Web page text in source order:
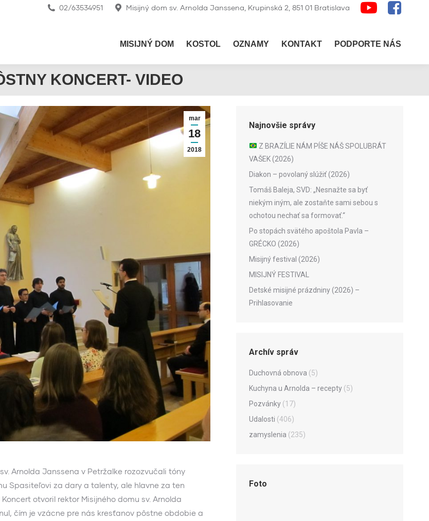
02/63534951 Misijný dom sv. Arnolda Janssena, Krupinská 2, 851 01 Bratislava
MISIJNÝ DOM KOSTOL OZNAMY KONTAKT PODPORTE NÁS
KONCERT- VIDEO
mar
18
2018
Arnolda Janssena v Petržalke rozozvučali tóny
Spasiteľovi za dary a talenty, ale hlavne za ten
otvoril rektor Misijného domu sv. Arnolda
čím je vzácne pre nás kresťanov pôstne obdobie a
Najnovšie správy
Z BRAZÍLIE NÁM PÍŠE NÁŠ SPOLUBRÁT
VAŠEK (2026)
Diakon – povolaný slúžiť (2026)
Tomáš Baleja, SVD: „Nesnažte sa byť
niekým iným, ale zostaňte sami sebou s
ochotou nechať sa formovať.“
Po stopách svätého apoštola Pavla –
GRÉCKO (2026)
Misijný festival (2026)
MISIJNÝ FESTIVAL
Detské misijné prázdniny (2026) –
Prihlasovanie
Archív správ
Duchovná obnova (5)
Kuchyna u Arnolda – recepty (5)
Pozvánky (17)
Udalosti (406)
zamyslenia (235)
Foto